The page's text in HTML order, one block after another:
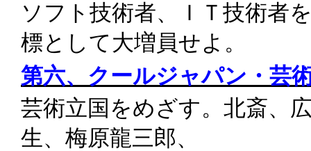
ソフト技術者、ＩＴ技術者
標として大増員せよ。
第六、クールジャパン・芸
芸術立国をめざす。北斎、
生、梅原龍三郎、